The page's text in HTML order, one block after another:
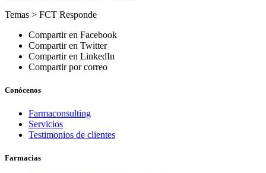
Temas > FCT Responde
Compartir en Facebook
Compartir en Twitter
Compartir en LinkedIn
Compartir por correo
Conócenos
Farmaconsulting
Servicios
Testimonios de clientes
Farmacias